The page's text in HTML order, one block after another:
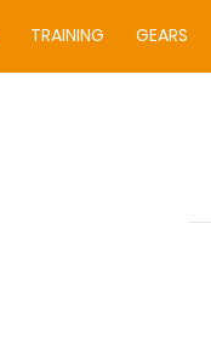
TRAINING GEARS